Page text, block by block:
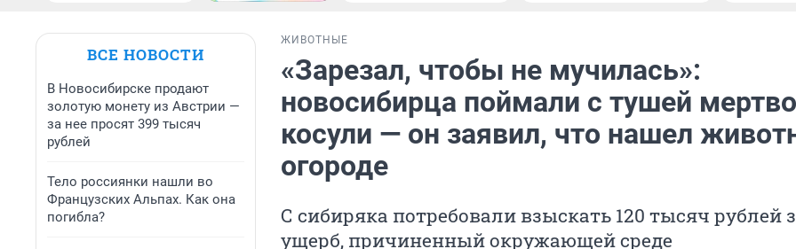
ВСЕ НОВОСТИ
В Новосибирске продают
золотую монету из Австрии —
за нее просят 399 тысяч
рублей
Тело россиянки нашли во
Французских Альпах. Как она
погибла?
ЖИВОТНЫЕ
«Зарезал, чтобы не мучилась»:
новосибирца поймали с тушей
косули — он заявил, что нашел
огороде
С сибиряка потребовали взыскать 120 тысяч рублей
ущерб, причиненный окружающей среде